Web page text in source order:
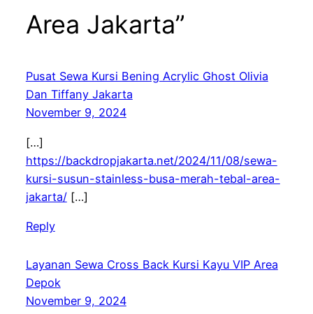
Area Jakarta”
Pusat Sewa Kursi Bening Acrylic Ghost Olivia
Dan Tiffany Jakarta
November 9, 2024
[…]
https://backdropjakarta.net/2024/11/08/sewa-
kursi-susun-stainless-busa-merah-tebal-area-
jakarta/[…]
Reply
Layanan Sewa Cross Back Kursi Kayu VIP Area
Depok
November 9, 2024